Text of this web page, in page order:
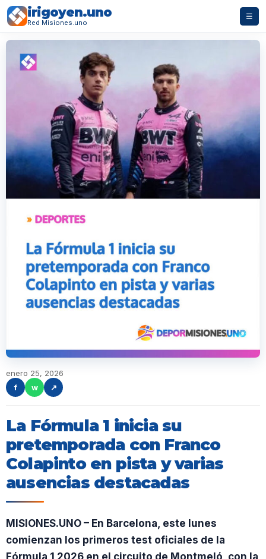
irigoyen.uno
Red Misiones.uno
☰
enero 25, 2026
f
w ↗
La Fórmula 1 inicia su
pretemporada con Franco
Colapinto en pista y varias
ausencias destacadas
MISIONES.UNO – En Barcelona, este lunes
comienzan los primeros test oficiales de la